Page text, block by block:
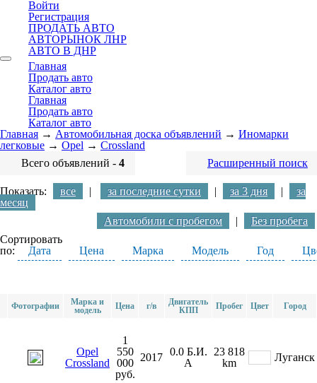
Войти
Регистрация
ПРОДАТЬ АВТО
АВТОРЫНОК ЛНР
АВТО В ДНР
Главная
Продать авто
Каталог авто
Главная
Продать авто
Каталог авто
Главная → Автомобильная доска объявлений → Иномарки
легковые → Opel → Crossland
Всего объявлений - 4 Расширенный поиск
Показать: все | за последние сутки | за 3 дня |
за
месяц
Автомобили с пробегом
|
Без пробега
Сортировать
по:
Дата Цена Марка Модель Год
Фотографии
Марка и
модель
Цена г/в
Двигатель
КПП
Пробег Цвет Город
Opel
Crossland
1
550
000
руб.
2017 0.0 Б.И.
А
23 818
km
Луганск